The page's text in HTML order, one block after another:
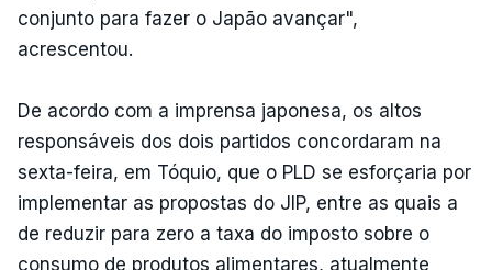
conjunto para fazer o Japão avançar",
acrescentou.
De acordo com a imprensa japonesa, os altos
responsáveis dos dois partidos concordaram na
sexta-feira, em Tóquio, que o PLD se esforçaria por
implementar as propostas do JIP, entre as quais a
de reduzir para zero a taxa do imposto sobre o
consumo de produtos alimentares, atualmente